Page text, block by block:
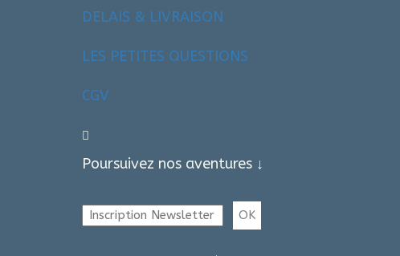
DELAIS & LIVRAISON
LES PETITES QUESTIONS
CGV
Poursuivez nos aventures ↓